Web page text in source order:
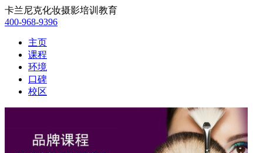
卡兰尼克化妆摄影培训教育
400-968-9396
主页
课程
环境
口碑
校区